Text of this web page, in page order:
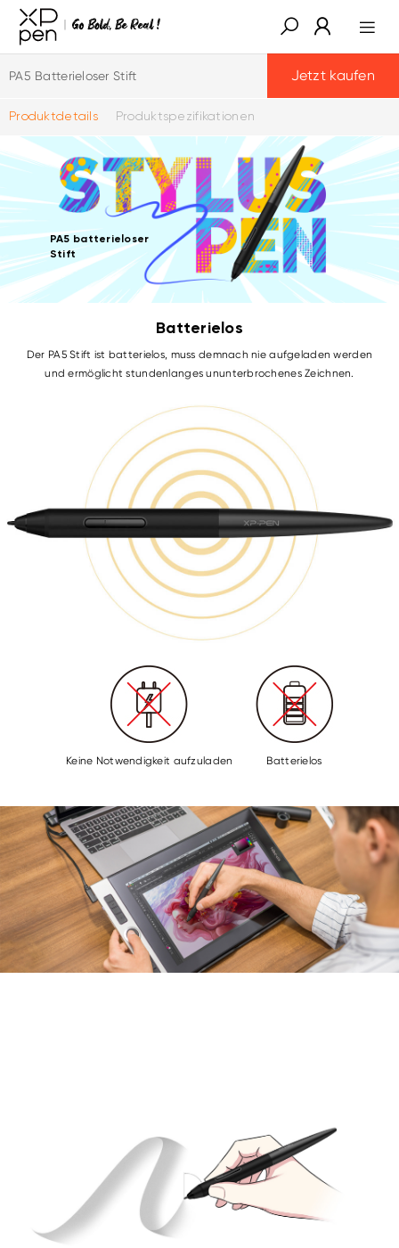
PA5 Batterieloser Stift
Produktdetails Produktspezifikationen
Jetzt kaufen
PA5 batterieloser
Stift
Batterielos
Der PA5 Stift ist batterielos, muss demnach nie aufgeladen werden
und ermöglicht stundenlanges ununterbrochenes Zeichnen.
Keine Notwendigkeit aufzuladen Batterielos